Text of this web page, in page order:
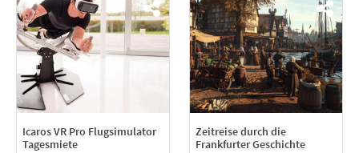
Icaros VR Pro Flugsimulator
Tagesmiete
Zeitreise durch die
Frankfurter Geschichte